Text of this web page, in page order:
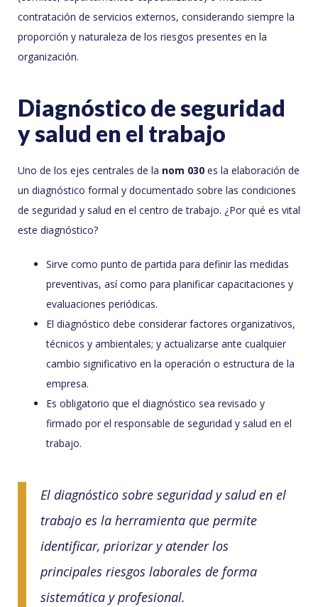
contratación de servicios externos, considerando siempre la
proporción y naturaleza de los riesgos presentes en la
organización.
Diagnóstico de seguridad
y salud en el trabajo
Uno de los ejes centrales de la nom 030 es la elaboración de
un diagnóstico formal y documentado sobre las condiciones
de seguridad y salud en el centro de trabajo. ¿Por qué es vital
este diagnóstico?
Sirve como punto de partida para definir las medidas
preventivas, así como para planificar capacitaciones y
evaluaciones periódicas.
El diagnóstico debe considerar factores organizativos,
técnicos y ambientales; y actualizarse ante cualquier
cambio significativo en la operación o estructura de la
empresa.
Es obligatorio que el diagnóstico sea revisado y
firmado por el responsable de seguridad y salud en el
trabajo.
El diagnóstico sobre seguridad y salud en el
trabajo es la herramienta que permite
identificar, priorizar y atender los
principales riesgos laborales de forma
sistemática y profesional.